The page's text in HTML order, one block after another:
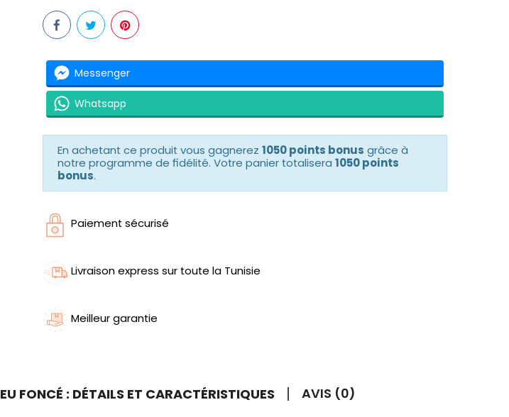
Messenger
Whatsapp
En achetant ce produit vous gagnerez 1050 points bonus grâce à
notre programme de fidélité. Votre panier totalisera 1050 points
bonus.
Paiement sécurisé
Livraison express sur toute la Tunisie
Meilleur garantie
FONCÉ : DÉTAILS ET CARACTÉRISTIQUES AVIS (0)